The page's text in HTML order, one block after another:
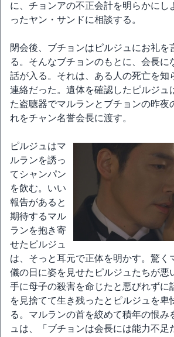
に、チョンアの不正会計を明らかにし
ったヤン・サンドに相談する。
閉会後、ブチョンはピルジュにお礼を
る。そんなブチョンのもとに、会長に
話が入る。それは、ある人の死亡を知
連絡だった。遺体を確認したピルジュ
た盗聴器でマルランとブチョンの昨夜
れをチャン名誉会長に渡す。
ピルジュはマ
ルランを誘っ
てシャンパン
を飲む。いい
報告があると
期待するマル
ランを抱き寄
せたピルジュ
は、そっと耳元で正体を明かす。驚く
儀の日に姿を見せたピルジュたちが悪
手に母子の殺害を命じたと悪びれずに
を見捨てて生き残ったとピルジュを卑
る。マルランの首を絞めて積年の恨み
ュは、「ブチョンは会長には能力不足